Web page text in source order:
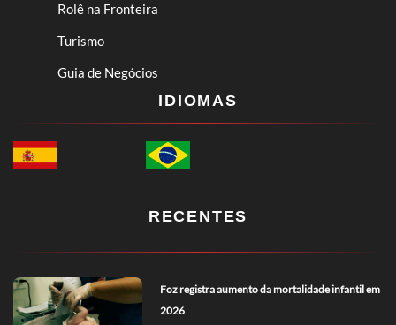
Rolê na Fronteira
Turismo
Guia de Negócios
IDIOMAS
RECENTES
Foz registra aumento da mortalidade infantil em
2026